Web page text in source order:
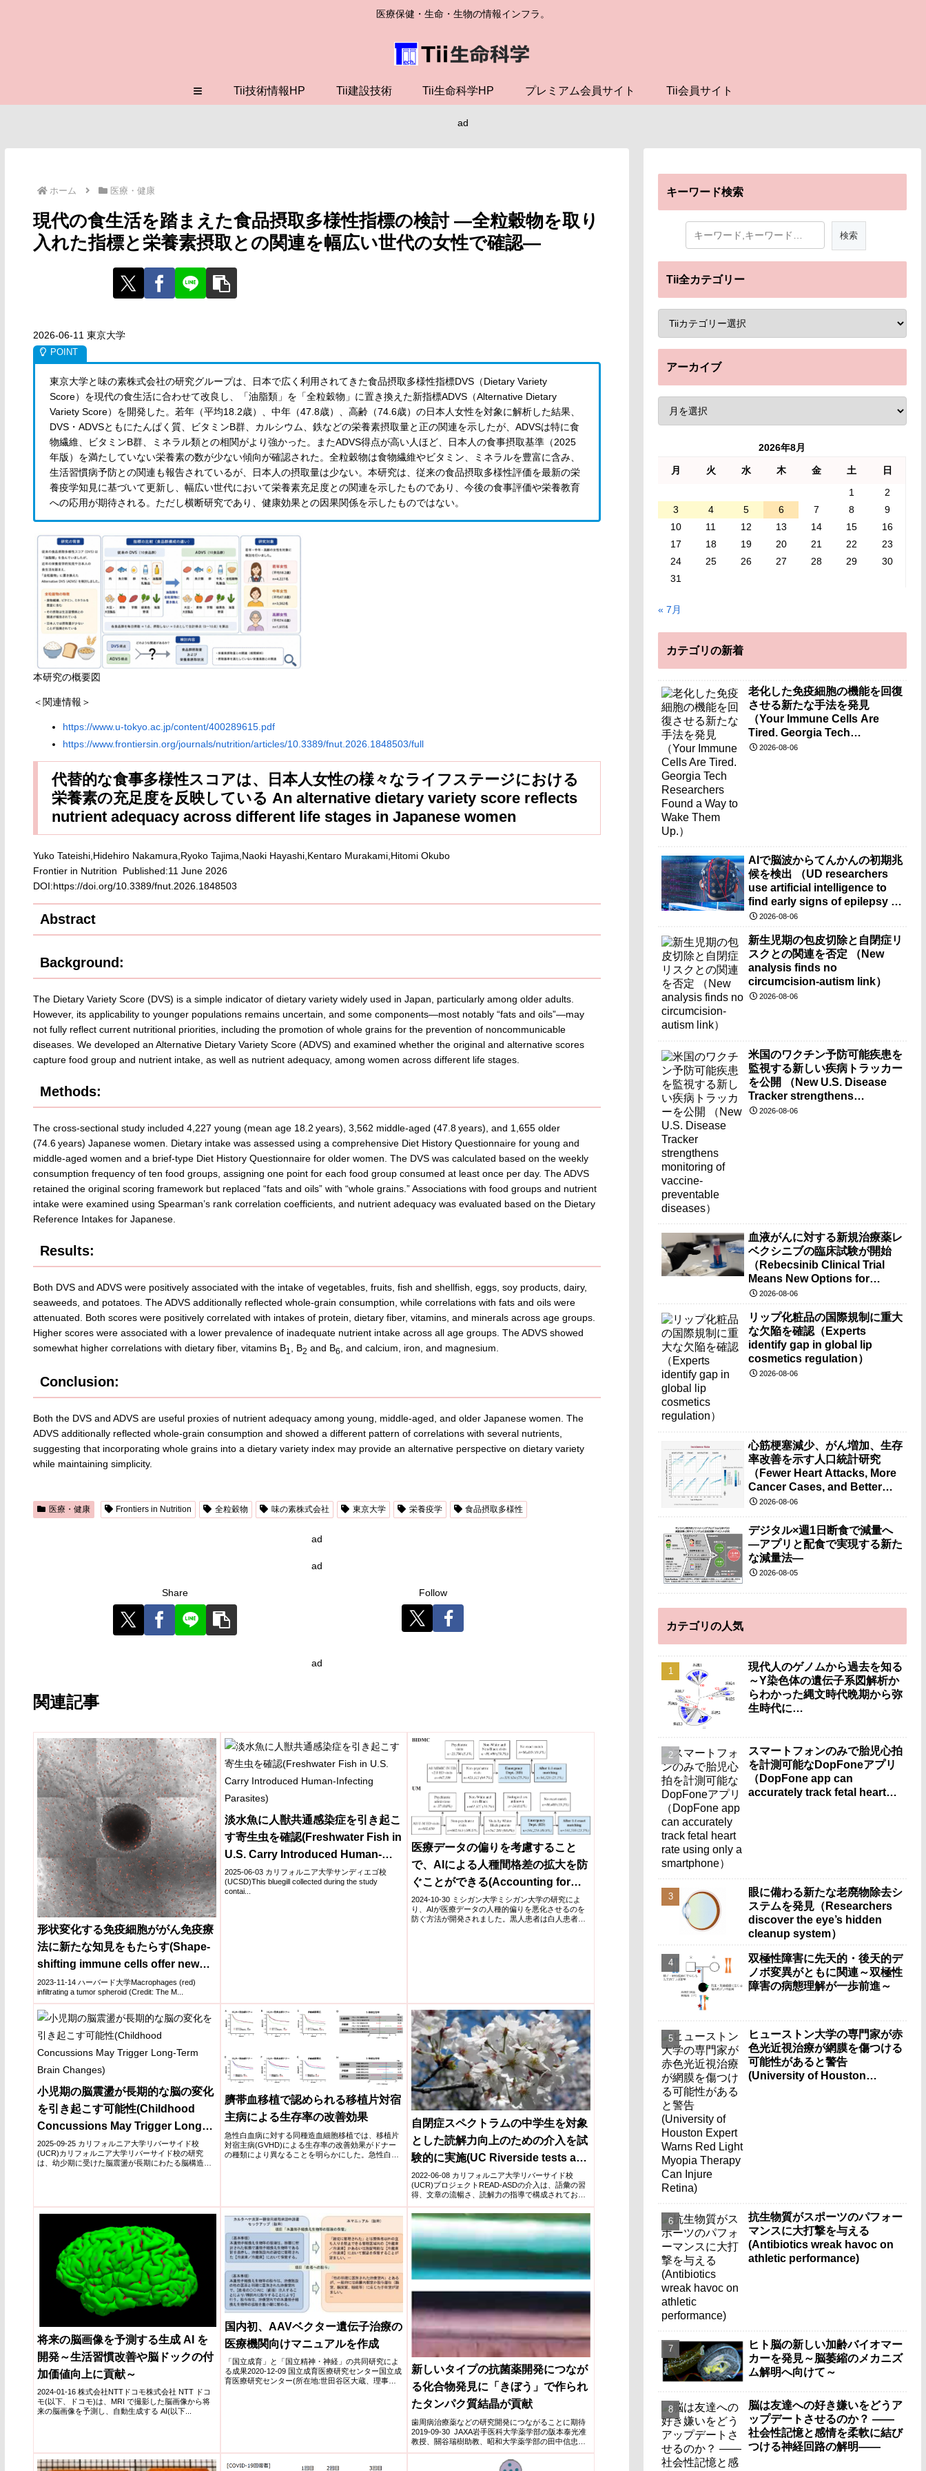
医療保健・生命・生物の情報インフラ。
≡ Tii技術情報HP Tii建設技術 Tii生命科学HP プレミアム会員サイト Tii会員サイト
ad
ホーム 医療・健康
現代の食生活を踏まえた食品摂取多様性指標の検討 ―全粒穀物を取り
入れた指標と栄養素摂取との関連を幅広い世代の女性で確認―
2026-06-11 東京大学
東京大学と味の素株式会社の研究グループは、日本で広く利用されてきた食品摂取多様性指標DVS（Dietary Variety
Score）を現代の食生活に合わせて改良し、「油脂類」を「全粒穀物」に置き換えた新指標ADVS（Alternative Dietary
Variety Score）を開発した。若年（平均18.2歳）、中年（47.8歳）、高齢（74.6歳）の日本人女性を対象に解析した結果、
DVS・ADVSともにたんぱく質、ビタミンB群、カルシウム、鉄などの栄養素摂取量と正の関連を示したが、ADVSは特に食
物繊維、ビタミンB群、ミネラル類との相関がより強かった。またADVS得点が高い人ほど、日本人の食事摂取基準（2025
年版）を満たしていない栄養素の数が少ない傾向が確認された。全粒穀物は食物繊維やビタミン、ミネラルを豊富に含み、
生活習慣病予防との関連も報告されているが、日本人の摂取量は少ない。本研究は、従来の食品摂取多様性評価を最新の栄
養疫学知見に基づいて更新し、幅広い世代において栄養素充足度との関連を示したものであり、今後の食事評価や栄養教育
への応用が期待される。ただし横断研究であり、健康効果との因果関係を示したものではない。
本研究の概要図
＜関連情報＞
https://www.u-tokyo.ac.jp/content/400289615.pdf
https://www.frontiersin.org/journals/nutrition/articles/10.3389/fnut.2026.1848503/full
代替的な食事多様性スコアは、日本人女性の様々なライフステージにおける
栄養素の充足度を反映している An alternative dietary variety score reflects
nutrient adequacy across different life stages in Japanese women
Yuko Tateishi,Hidehiro Nakamura,Ryoko Tajima,Naoki Hayashi,Kentaro Murakami,Hitomi Okubo
Frontier in Nutrition Published:11 June 2026
DOI:https://doi.org/10.3389/fnut.2026.1848503
Abstract
Background:
The Dietary Variety Score (DVS) is a simple indicator of dietary variety widely used in Japan, particularly among older adults.
However, its applicability to younger populations remains uncertain, and some components—most notably “fats and oils”—may
not fully reflect current nutritional priorities, including the promotion of whole grains for the prevention of noncommunicable
diseases. We developed an Alternative Dietary Variety Score (ADVS) and examined whether the original and alternative scores
capture food group and nutrient intake, as well as nutrient adequacy, among women across different life stages.
Methods:
The cross-sectional study included 4,227 young (mean age 18.2 years), 3,562 middle-aged (47.8 years), and 1,655 older
(74.6 years) Japanese women. Dietary intake was assessed using a comprehensive Diet History Questionnaire for young and
middle-aged women and a brief-type Diet History Questionnaire for older women. The DVS was calculated based on the weekly
consumption frequency of ten food groups, assigning one point for each food group consumed at least once per day. The ADVS
retained the original scoring framework but replaced “fats and oils” with “whole grains.” Associations with food groups and nutrient
intake were examined using Spearman’s rank correlation coefficients, and nutrient adequacy was evaluated based on the Dietary
Reference Intakes for Japanese.
Results:
Both DVS and ADVS were positively associated with the intake of vegetables, fruits, fish and shellfish, eggs, soy products, dairy,
seaweeds, and potatoes. The ADVS additionally reflected whole-grain consumption, while correlations with fats and oils were
attenuated. Both scores were positively correlated with intakes of protein, dietary fiber, vitamins, and minerals across age groups.
Higher scores were associated with a lower prevalence of inadequate nutrient intake across all age groups. The ADVS showed
somewhat higher correlations with dietary fiber, vitamins B1 , B2 and B6, and calcium, iron, and magnesium.
Conclusion:
Both the DVS and ADVS are useful proxies of nutrient adequacy among young, middle-aged, and older Japanese women. The
ADVS additionally reflected whole-grain consumption and showed a different pattern of correlations with several nutrients,
suggesting that incorporating whole grains into a dietary variety index may provide an alternative perspective on dietary variety
while maintaining simplicity.
医療・健康 Frontiers in Nutrition 全粒穀物 味の素株式会社 東京大学 栄養疫学 食品摂取多様性
ad
ad
Share Follow
ad
関連記事
形状変化する免疫細胞ががん免疫療
法に新たな知見をもたらす(Shape-
shifting immune cells offer new
insights into cancer
immunotherapy)
2023-11-14 ハーバード大学Macrophages (red)
infiltrating a tumor spheroid (Credit: The M...
淡水魚に人獣共通感染症を引き起こ
す寄生虫を確認(Freshwater Fish in
U.S. Carry Introduced Human-
Infecting Parasites)
2025-06-03 カリフォルニア大学サンディエゴ校
(UCSD)This bluegill collected during the study
contai...
医療データの偏りを考慮すること
で、AIによる人種間格差の拡大を防
ぐことができる(Accounting for
bias in medical data helps prevent
AI from amplifying racial disparity)
2024-10-30 ミシガン大学ミシガン大学の研究によ
り、AIが医療データの人種的偏りを悪化させるのを
防ぐ方法が開発されました。黒人患者は白人患者に
小児期の脳震盪が長期的な脳の変化
を引き起こす可能性(Childhood
Concussions May Trigger Long-
Term Brain Changes)
2025-09-25 カリフォルニア大学リバーサイド校
(UCR)カリフォルニア大学リバーサイド校の研究
は、幼少期に受けた脳震盪が長期にわたる脳構造変
臍帯血移植で認められる移植片対宿
主病による生存率の改善効果
急性白血病に対する同種造血細胞移植では、移植片
対宿主病(GVHD)による生存率の改善効果がドナー
の種類により異なることを明らかにした。急性白血
自閉症スペクトラムの中学生を対象
とした読解力向上のための介入を試
験的に実施(UC Riverside tests a
reading comprehension
intervention for students in the
middle grades with autism
spectrum disorder)
2022-06-08 カリフォルニア大学リバーサイド校
(UCR)プロジェクトREAD-ASDの介入は、語彙の習
得、文章の流暢さ、読解力の指導で構成されてお
り、1...
将来の脳画像を予測する生成 AI を
開発～生活習慣改善や脳ドックの付
加価値向上に貢献～
2024-01-16 株式会社NTTドコモ株式会社 NTT ドコ
モ(以下、ドコモ)は、MRI で撮影した脳画像から将
来の脳画像を予測し、自動生成する AI(以下...
国内初、AAVベクター遺伝子治療の
医療機関向けマニュアルを作成
「国立成育」と「国立精神・神経」の共同研究によ
る成果2020-12-09 国立成育医療研究センター国立成
育医療研究センター(所在地:世田谷区大蔵、理事長:
新しいタイプの抗菌薬開発につなが
る化合物発見に「きぼう」で作られ
たタンパク質結晶が貢献
歯周病治療薬などの研究開発につながることに期待
2019-09-30 JAXA岩手医科大学薬学部の阪本泰光准
教授、關谷瑞樹助教、昭和大学薬学部の田中信忠准
教授、...
キーワード検索
Tii全カテゴリー
アーカイブ
2026年8月
月 火 水 木 金 土
日
1
2
3
4 5 6 7 8
9
10
11 12 13 14 15
16
17
18 19 20 21 22
23
24
25 26 27 28 29
30
31
« 7月
カテゴリの新着
老化した免疫細胞の機能を回復
させる新たな手法を発見
（Your Immune Cells Are
Tired. Georgia Tech
Researchers Found a Way to
2026-08-06
AIで脳波からてんかんの初期兆
候を検出 （UD researchers
use artificial intelligence to
find early signs of epilepsy in
brain-wave recordings）
2026-08-06
新生児期の包皮切除と自閉症リ
スクとの関連を否定 （New
analysis finds no
circumcision-autism link）
2026-08-06
米国のワクチン予防可能疾患を
監視する新しい疾病トラッカー
を公開 （New U.S. Disease
Tracker strengthens
monitoring of vaccine-
2026-08-06
血液がんに対する新規治療薬レ
ベクシニブの臨床試験が開始
（Rebecsinib Clinical Trial
Means New Options for
Blood Cancer）
2026-08-06
リップ化粧品の国際規制に重大
な欠陥を確認（Experts
identify gap in global lip
cosmetics regulation）
2026-08-06
心筋梗塞減少、がん増加、生存
率改善を示す人口統計研究
（Fewer Heart Attacks, More
Cancer Cases, and Better
Survival Chances）
2026-08-06
デジタル×週1日断食で減量へ
―アプリと配食で実現する新た
な減量法―
2026-08-05
カテゴリの人気
現代人のゲノムから過去を知る
～Y染色体の遺伝子系図解析か
らわかった縄文時代晩期から弥
生時代に…
スマートフォンのみで胎児心拍
を計測可能なDopFoneアプリ
（DopFone app can
accurately track fetal heart
眼に備わる新たな老廃物除去シ
ステムを発見（Researchers
discover the eye’s hidden
cleanup system）
双極性障害に先天的・後天的デ
ノボ変異がともに関連～双極性
障害の病態理解が一歩前進～
ヒューストン大学の専門家が赤
色光近視治療が網膜を傷つける
可能性があると警告
(University of Houston
抗生物質がスポーツのパフォー
マンスに大打撃を与える
(Antibiotics wreak havoc on
athletic performance)
ヒト脳の新しい加齢バイオマー
カーを発見～脳萎縮のメカニズ
ム解明へ向けて～
脳は友達への好き嫌いをどうア
ップデートさせるのか？ ――
社会性記憶と感情を柔軟に結び
つける神経回路の解明――